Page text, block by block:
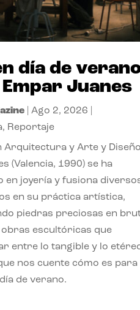
día de
Juanes
| Ago 2, 2026
, Reportaje
Arquitectura y Arte y
(Valencia, 1990) se ha
en joyería y fusiona
en su práctica artística,
piedras preciosas en
obras escultóricas que
entre lo tangible y lo
nos cuente cómo es para
de verano.